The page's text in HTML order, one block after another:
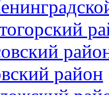
район